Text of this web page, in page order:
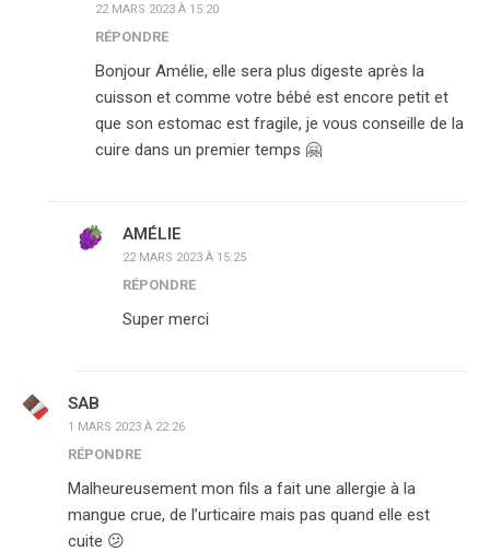
22 MARS 2023 À 15:20
RÉPONDRE
Bonjour Amélie, elle sera plus digeste après la
cuisson et comme votre bébé est encore petit et
que son estomac est fragile, je vous conseille de la
cuire dans un premier temps 🤗
AMÉLIE
22 MARS 2023 À 15:25
RÉPONDRE
Super merci
SAB
1 MARS 2023 À 22:26
RÉPONDRE
Malheureusement mon fils a fait une allergie à la
mangue crue, de l’urticaire mais pas quand elle est
cuite 😕